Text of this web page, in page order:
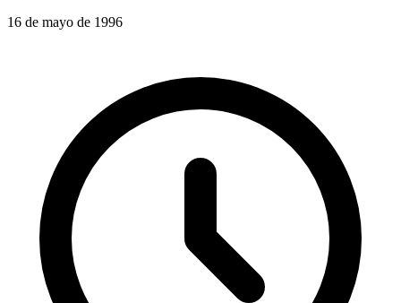
16 de mayo de 1996